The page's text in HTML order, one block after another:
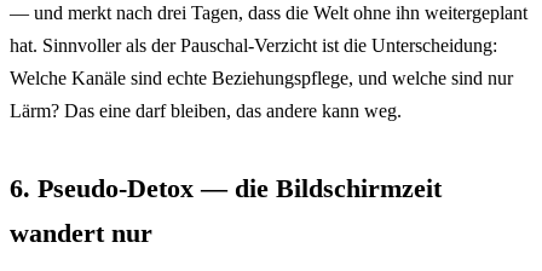
— und merkt nach drei Tagen, dass die Welt ohne ihn weitergeplant
hat. Sinnvoller als der Pauschal-Verzicht ist die Unterscheidung:
Welche Kanäle sind echte Beziehungspflege, und welche sind nur
Lärm? Das eine darf bleiben, das andere kann weg.
6. Pseudo-Detox — die Bildschirmzeit
wandert nur